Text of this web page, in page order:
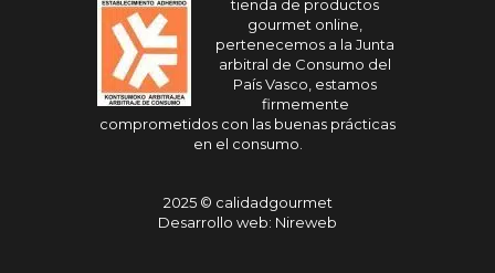
tienda de productos
gourmet online,
pertenecemos a la Junta
arbitral de Consumo del
País Vasco, estamos
firmemente
comprometidos con las buenas prácticas
en el consumo.
2025 © calidadgourmet
Desarrollo web: Nireweb